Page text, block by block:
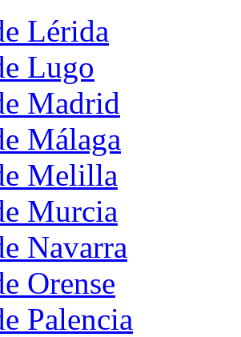
Lérida
Lugo
Madrid
Málaga
Melilla
Murcia
Navarra
Orense
Palencia